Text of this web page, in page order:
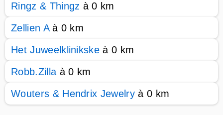
Ringz & Thingz à 0 km
Zellien Aà 0 km
Het Juweelklinikske à 0 km
Robb.Zilla à 0 km
Wouters & Hendrix Jewelry à 0 km